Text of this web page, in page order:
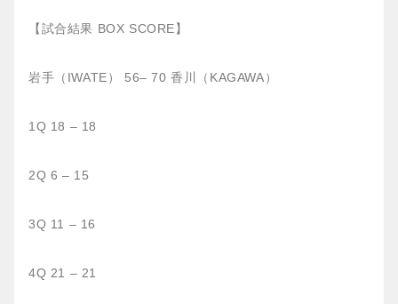
【試合結果 BOX SCORE】
岩手（IWATE） 56– 70 香川（KAGAWA）
1Q 18 – 18
2Q 6 – 15
3Q 11 – 16
4Q 21 – 21